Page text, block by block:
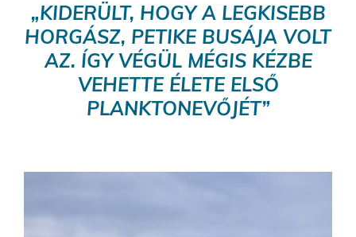
„KIDERÜLT, HOGY A LEGKISEBB
HORGÁSZ, PETIKE BUSÁJA VOLT
AZ. ÍGY VÉGÜL MÉGIS KÉZBE
VEHETTE ÉLETE ELSŐ
PLANKTONEVŐJÉT”